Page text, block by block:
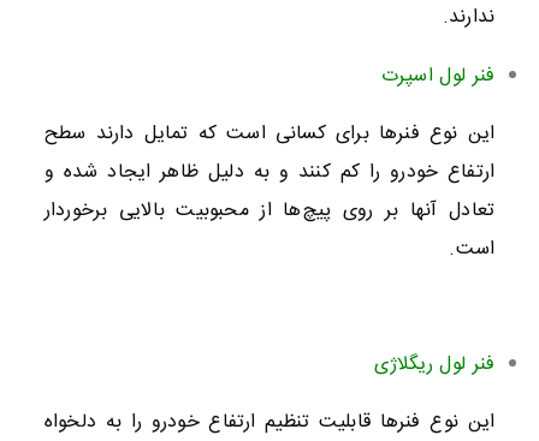
ندارند.
فنر لول اسپرت
این نوع فنرها برای کسانی است که تمایل دارند سطح
ارتفاع خودرو را کم کنند و به دلیل ظاهر ایجاد شده و
تعادل آنها بر روی پیچ‌ها از محبوبیت بالایی برخوردار
است.
فنر لول ریگلاژی
این نوع فنرها قابلیت تنظیم ارتفاع خودرو را به دلخواه